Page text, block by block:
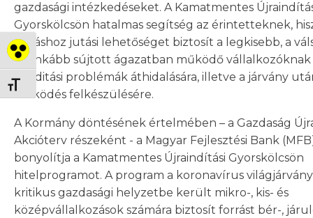
Nagy kontraszt váltása
Betűméret váltása
gazdasági intézkedéseket. A Kamatmentes
Gyorskölcsön hatalmas segítség az érintetteknek,
forráshoz jutási lehetőséget biztosít a legkisebb, a
leginkább sújtott ágazatban működő vállalkozóknak
likviditási problémák áthidalására, illetve a járvány
működés felkészülésére.
A Kormány döntésének értelmében – a Gazdaság
Akcióterv részeként - a Magyar Fejlesztési Bank
bonyolítja a Kamatmentes Újraindítási Gyorskölcsön
hitelprogramot. A program a koronavírus
kritikus gazdasági helyzetbe került mikro-, kis- és
középvállalkozások számára biztosít forrást bér-,